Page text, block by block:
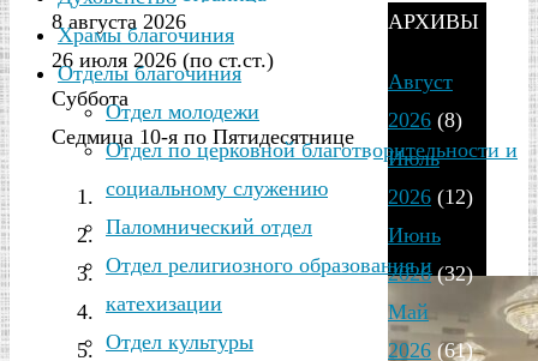
Храмы благочиния
Отделы благочиния
Отдел молодежи
Отдел по церковной благотворительности и
социальному служению
Паломнический отдел
Отдел религиозного образования и
катехизации
Отдел культуры
2026
Июнь
14
День:
14.06.2026
8 августа 2026
26 июля 2026 (по ст.ст.)
Суббота
Седмица 10-я по Пятидесятнице
АРХИВЫ
Август
2026 (8)
Июль
2026 (12)
Июнь
2026(32)
Май
2026 (61)